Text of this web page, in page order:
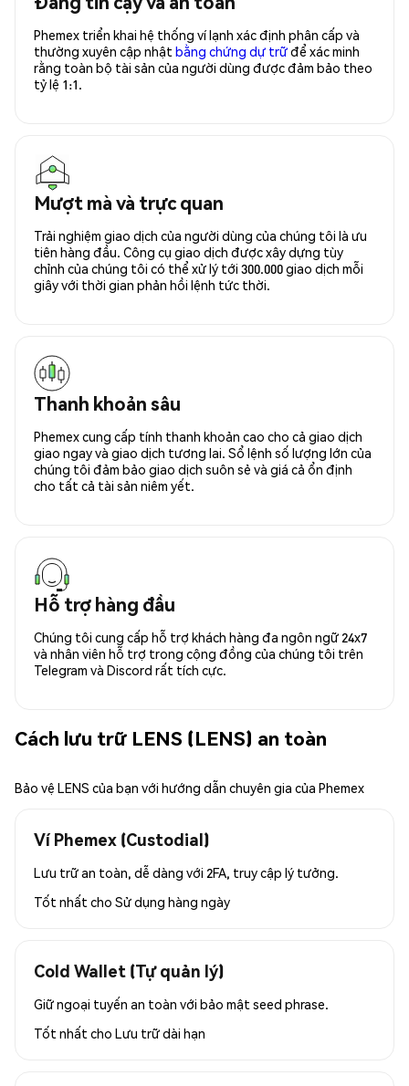
Phemex triển khai hệ thống ví lạnh xác định phân cấp và
thường xuyên cập nhật bằng chứng dự trữđể xác minh
rằng toàn bộ tài sản của người dùng được đảm bảo theo
tỷ lệ 1:1.
Mượt mà và trực quan
Trải nghiệm giao dịch của người dùng của chúng tôi là ưu
tiên hàng đầu. Công cụ giao dịch được xây dựng tùy
chỉnh của chúng tôi có thể xử lý tới 300.000 giao dịch mỗi
giây với thời gian phản hồi lệnh tức thời.
Thanh khoản sâu
Phemex cung cấp tính thanh khoản cao cho cả giao dịch
giao ngay và giao dịch tương lai. Sổ lệnh số lượng lớn của
chúng tôi đảm bảo giao dịch suôn sẻ và giá cả ổn định
cho tất cả tài sản niêm yết.
Hỗ trợ hàng đầu
Chúng tôi cung cấp hỗ trợ khách hàng đa ngôn ngữ 24x7
và nhân viên hỗ trợ trong cộng đồng của chúng tôi trên
Telegram và Discord rất tích cực.
Cách lưu trữ LENS (LENS) an toàn
Bảo vệ LENS của bạn với hướng dẫn chuyên gia của Phemex
Ví Phemex (Custodial)
Lưu trữ an toàn, dễ dàng với 2FA, truy cập lý tưởng.
Tốt nhất cho Sử dụng hàng ngày
Cold Wallet (Tự quản lý)
Giữ ngoại tuyến an toàn với bảo mật seed phrase.
Tốt nhất cho Lưu trữ dài hạn